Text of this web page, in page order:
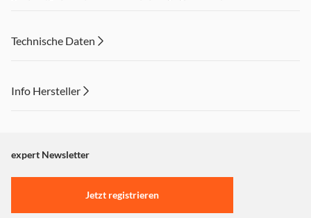
unterwww.canon.de/ink/yield
Technische Daten
Info Hersteller
"Marketing".
Einstellungen anpassen
expert Newsletter
Jetzt registrieren